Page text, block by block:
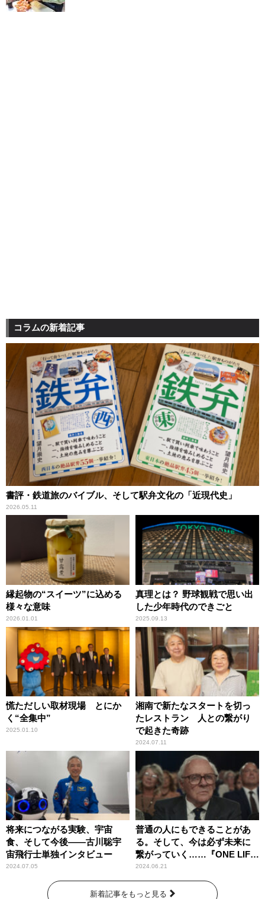
コラムの新着記事
書評・鉄道旅のバイブル、そして駅弁文化の「近現代史」
2026.05.11
縁起物の“スイーツ”に込める
様々な意味
2026.01.01
真理とは？ 野球観戦で思い出
した少年時代のできごと
2025.09.13
慌ただしい取材現場 とにか
く“全集中”
2025.01.10
湘南で新たなスタートを切っ
たレストラン 人との繋がり
で起きた奇跡
2024.07.11
将来につながる実験、宇宙
食、そして今後――古川聡宇
宙飛行士単独インタビュー
2024.07.05
普通の人にもできることがあ
る。そして、今は必ず未来に
繋がっていく……『ONE LIFE
奇跡が繋いだ6000の命』
2024.06.21
新着記事をもっと見る